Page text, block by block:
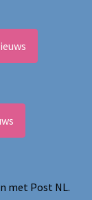
met Post NL.